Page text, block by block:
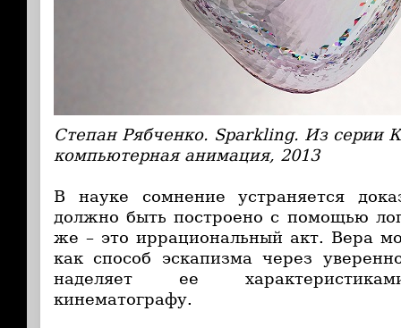
Степан Рябченко. Sparkling. Из серии
компьютерная анимация, 2013
В науке сомнение устраняется
должно быть построено с помощью
же – это иррациональный акт. Вера
как способ эскапизма через
наделяет ее
кинематографу.